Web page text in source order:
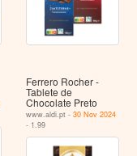
Ferrero Rocher -
Tablete de
Chocolate Preto
www.aldi.pt -30 Nov 2024
- 1.99